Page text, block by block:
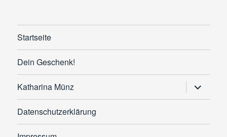
Startseite
Dein Geschenk!
Katharina Münz
anzeigen
Datenschutzerklärung